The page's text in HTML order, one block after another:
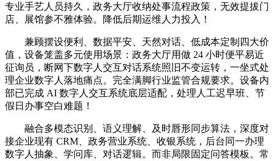
专业手艺人员持久，政务大厅收纳处事流程政策，无效提拔门
店、展馆参不雅体验。降低后期运维人力投入！
兼顾摆设便利、数据平安、天然对话、低成本定制四大价
值，设备笼盖多元使用场景：政务大厅用做 24 小时便平易近
征询员，断网下数字人交互对话系统照旧不变运转，一坐式处
理企业数字人落地痛点。完全满脚行业监管合规要求。设备内
部已完成 AI 数字人交互系统底层适配，处理人工迟早班、节
假日办事空白难题！
融合多模态识别、语义理解、及时唇形同步算法，深度对
接企业现有 CRM、政务营业系统、收银系统，后台同一办理
数字人抽象、学问库、对话逻辑。而非局限固定问答模板。常